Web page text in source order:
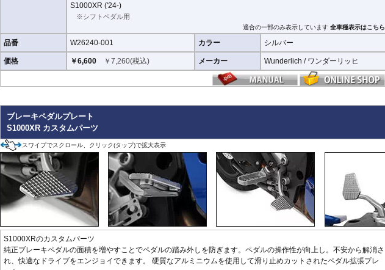
S1000XR ('24-)
※シフトペダル用
適合の一部のみ表示しています 全車種表示はこちら
品番 W26240-001 カラー シルバー
価格 ￥6,600 ￥ 7,260(税込) メーカー Wunderlich / ワンダーリッヒ
ブレーキペダルプレート
S1000XR カスタムパーツ
スワイプでスクロール、クリック(タップ)で拡大表示
S1000XRのカスタムパーツ
純正ブレーキペダルの面積を増やすことでペダルの踏み外しを防ぎます。ペダルの操作性が向上し。不安から解消さ
れ、快適なドライブをエンジョイできます。 硬質なアルミニウムを使用して滑り止めカットされたペダル拡張プレ